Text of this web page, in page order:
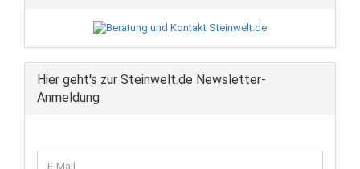
Hier geht's zur Steinwelt.de Newsletter-
Anmeldung
E-